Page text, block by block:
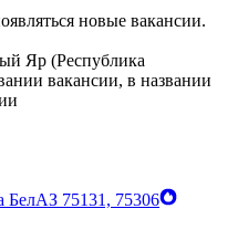
новые вакансии.
Яр (Республика
вакансии, в названии
БелАЗ 75131, 75306